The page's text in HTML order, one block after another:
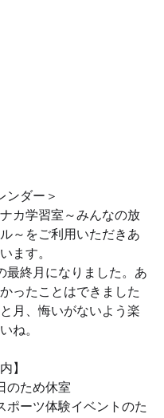
ンダー＞
カ学習室～みんなの放
～をご利用いただきあ
ます。
最終月になりました。あ
ったことはできました
月、悔いがないよう楽
ね。
】
のため休室
ーツ体験イベントのた